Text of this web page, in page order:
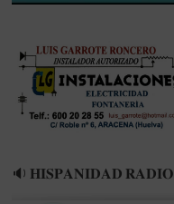
🔉 𝐇𝐈𝐒𝐏𝐀𝐍𝐈𝐃𝐀𝐃 𝐑𝐀𝐃𝐈𝐎